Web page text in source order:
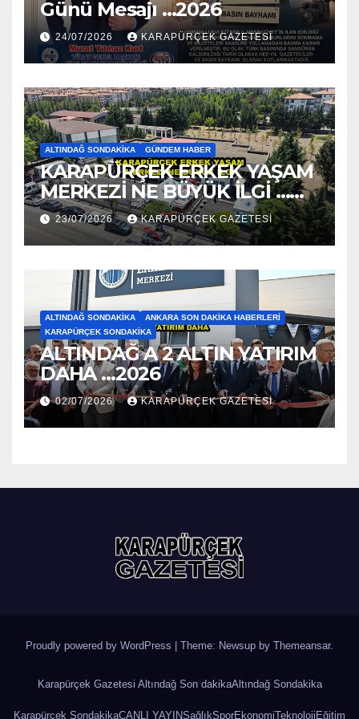
Günü Mesajı …2026
24/07/2026 KARAPÜRÇEK GAZETESİ
ALTINDAĞ SONDAKIKA GÜNDEM HABER
KARAPÜRÇEK ERKEK YAŞAM
MERKEZİ NE BÜYÜK İLGİ …
2026
23/07/2026 KARAPÜRÇEK GAZETESİ
ALTINDAĞ SONDAKIKA
ANKARA SON DAKIKA HABERLERI
KARAPÜRÇEK SONDAKIKA
ALTINDAĞ A 2 ALTIN YATIRIM
DAHA …2026
02/07/2026 KARAPÜRÇEK GAZETESİ
Proudly powered by WordPress Theme: Newsup by Themeansar.
Karapürçek Gazetesi Altındağ Son dakikaAltındağ Sondakika
Karapürçek SondakikaCANLI YAYINSağlıkSporEkonomiTeknoloji Eğitim